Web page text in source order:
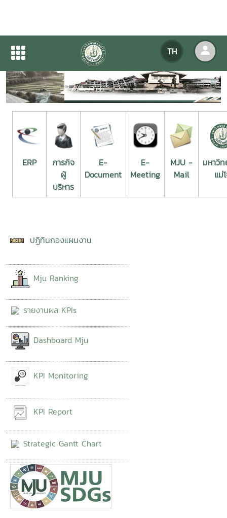
TH
Previous
Next
ERP
ภารกิจ
ผู้
บริหาร
E-
Document
E-
Meeting
MJU -
Mail
มหาวิ
แม่
ปฏิทินกองแผนงาน
Mju Ranking
รายงานผล KPIs
Dashboard Mju
KPI Monitoring
KPI Report
Strategic Gantt Chart